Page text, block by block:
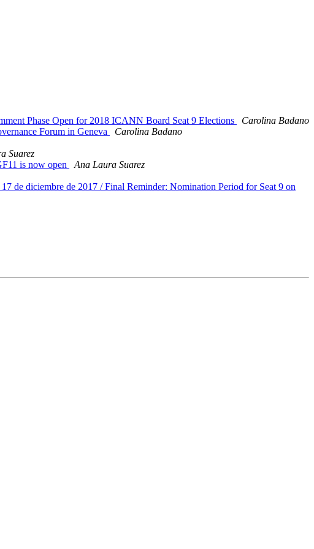
Phase Open for 2018 ICANN Board Seat 9 Elections
Carolina Badano
Forum in Geneva
Carolina Badano
Suarez
is now open
Ana Laura Suarez
de diciembre de 2017 / Final Reminder: Nomination Period for Seat 9 on